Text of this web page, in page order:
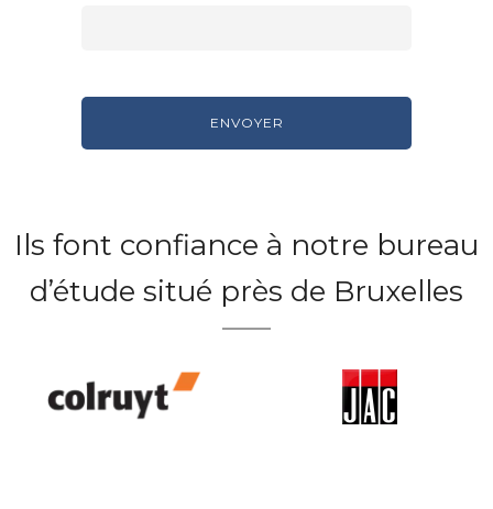
Ils font confiance à notre bureau
d’étude situé près de Bruxelles